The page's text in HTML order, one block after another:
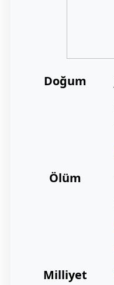
Doğum
Ölüm
Milliyet